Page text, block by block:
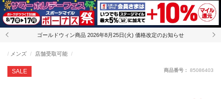
ゴールドウィン商品 2026年8月25日(火) 価格改定のお知らせ
SALE
メンズ 店舗受取可能
商品番号： 85086403